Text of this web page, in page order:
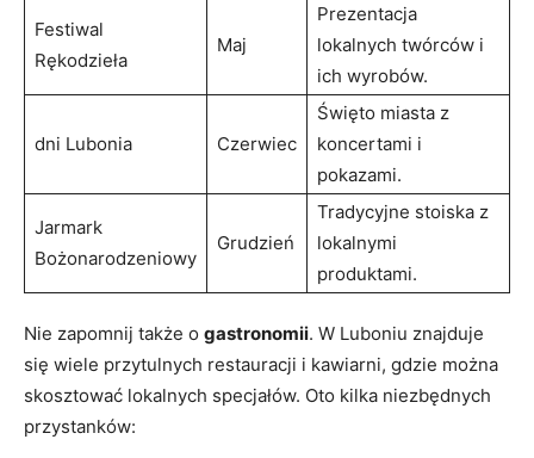
Festiwal
Rękodzieła
Maj
Prezentacja
lokalnych twórców i
ich wyrobów.
dni Lubonia Czerwiec
Święto miasta z
koncertami i
pokazami.
Jarmark
Bożonarodzeniowy
Grudzień
Tradycyjne stoiska z
lokalnymi
produktami.
Nie zapomnij także o gastronomii. W Luboniu znajduje
się wiele przytulnych restauracji i kawiarni, gdzie można
skosztować lokalnych specjałów. Oto kilka niezbędnych
przystanków: